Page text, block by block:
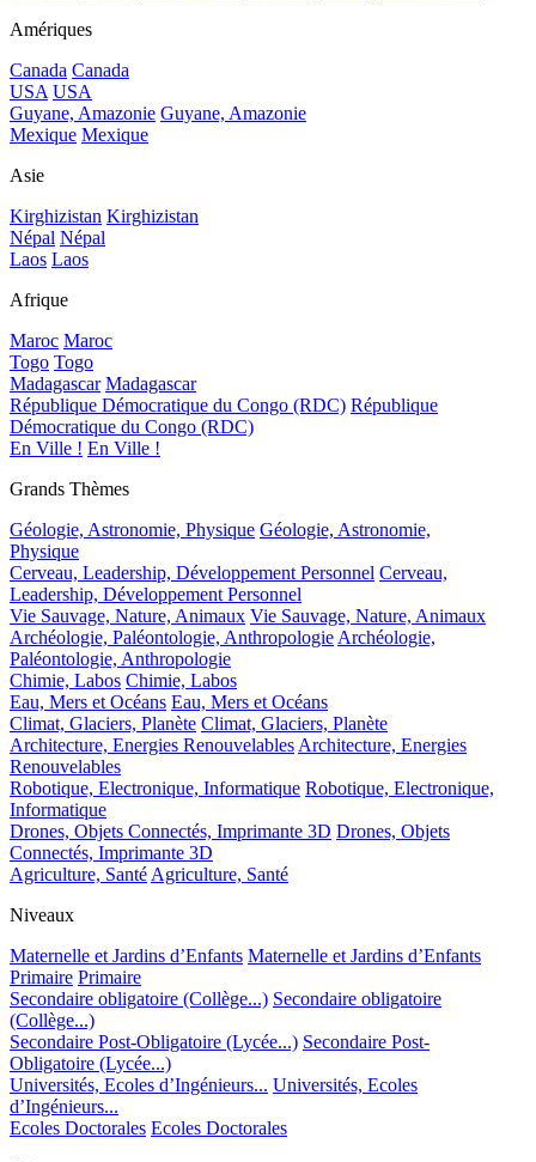
Amériques
Canada Canada
USA USA
Guyane, Amazonie Guyane, Amazonie
Mexique Mexique
Asie
Kirghizistan Kirghizistan
Népal Népal
Laos Laos
Afrique
Maroc Maroc
Togo Togo
Madagascar Madagascar
République Démocratique du Congo (RDC) République
Démocratique du Congo (RDC)
En Ville ! En Ville !
Grands Thèmes
Géologie, Astronomie, Physique Géologie, Astronomie,
Physique
Cerveau, Leadership, Développement Personnel Cerveau,
Leadership, Développement Personnel
Vie Sauvage, Nature, Animaux Vie Sauvage, Nature, Animaux
Archéologie, Paléontologie, Anthropologie Archéologie,
Paléontologie, Anthropologie
Chimie, Labos Chimie, Labos
Eau, Mers et Océans Eau, Mers et Océans
Climat, Glaciers, Planète Climat, Glaciers, Planète
Architecture, Energies Renouvelables Architecture, Energies
Renouvelables
Robotique, Electronique, Informatique Robotique, Electronique,
Informatique
Drones, Objets Connectés, Imprimante 3D Drones, Objets
Connectés, Imprimante 3D
Agriculture, Santé Agriculture, Santé
Niveaux
Maternelle et Jardins d’Enfants Maternelle et Jardins d’Enfants
Primaire Primaire
Secondaire obligatoire (Collège...) Secondaire obligatoire
(Collège...)
Secondaire Post-Obligatoire (Lycée...) Secondaire Post-
Obligatoire (Lycée...)
Universités, Ecoles d’Ingénieurs... Universités, Ecoles
d’Ingénieurs...
Ecoles Doctorales Ecoles Doctorales